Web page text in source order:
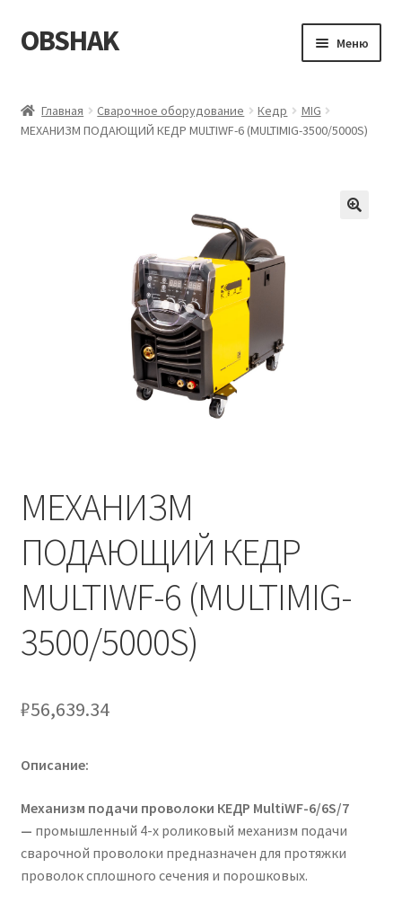
Перейти
к
Перейти
к
OBSHAK Меню
Категории
Оформление заказа
Пример страницы
Главная Сварочное оборудование Кедр
MIG
МЕХАНИЗМ ПОДАЮЩИЙ КЕДР MULTIWF-6 (MULTIMIG-3500/5000S)
МЕХАНИЗМ
ПОДАЮЩИЙ КЕДР
MULTIWF-6 (MULTIMIG-
3500/5000S)
₽56,639.34
Описание:
Механизм подачи проволоки КЕДР MultiWF-6/6S/7
— промышленный 4-х роликовый механизм подачи
сварочной проволоки предназначен для протяжки
проволок сплошного сечения и порошковых.